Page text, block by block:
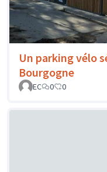
Un parking vélo
Bourgogne
EC
0 0